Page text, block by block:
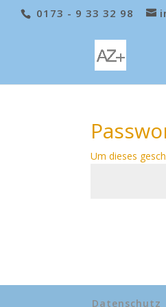
0173 - 9 33 32 98
Um dieses
Datenschutz